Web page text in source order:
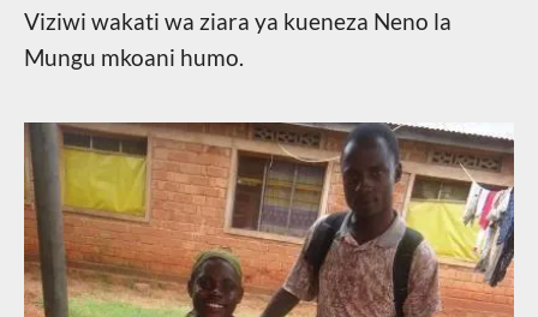
Viziwi wakati wa ziara ya kueneza Neno la
Mungu mkoani humo.